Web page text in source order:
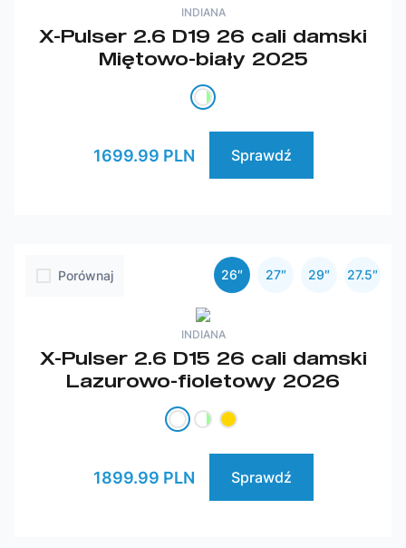
INDIANA
X-Pulser 2.6 D19 26 cali damski
Miętowo-biały 2025
1699.99 PLN Sprawdź
Porównaj
INDIANA
X-Pulser 2.6 D15 26 cali damski
Lazurowo-fioletowy 2026
26″ 27″ 29″ 27.5″
1899.99 PLN Sprawdź